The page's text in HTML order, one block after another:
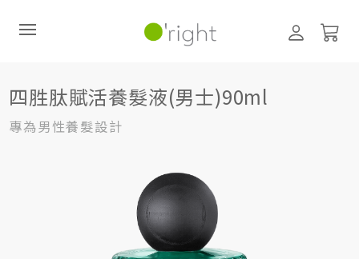
頭皮護理 (養髮液、噴霧)
四胜肽賦活養髮液(男士)90ml
四胜肽賦活養髮液(男士)90ml
專為男性養髮設計